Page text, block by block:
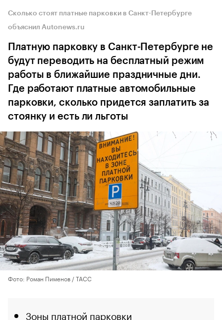
Сколько стоят платные парковки в Санкт-Петербурге
объяснил Autonews.ru
Платную парковку в Санкт-Петербурге не
будут переводить на бесплатный режим
работы в ближайшие праздничные дни.
Где работают платные автомобильные
парковки, сколько придется заплатить за
стоянку и есть ли льготы
Фото: Роман Пименов / ТАСС
Зоны платной парковки